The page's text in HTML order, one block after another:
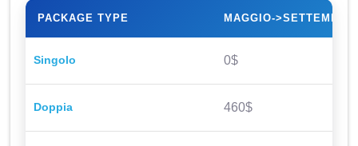
PACKAGE TYPE MAGGIO->SETTEMBRE
Singolo 0$
Doppia 460$